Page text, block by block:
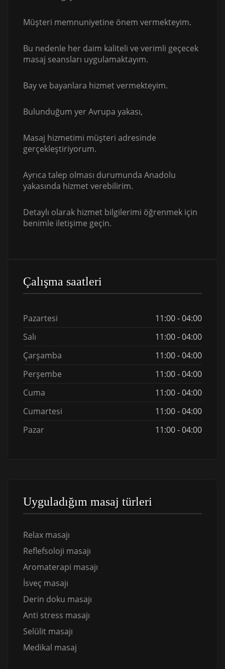
Müşteri memnuniyetine önem vermekteyim.
Bu nedenle her daim kaliteli ve verimli geçecek
masaj seansları uygulamaktayım.
Bay ve bayanlara hizmet vermekteyim.
Bulunduğum yer Avrupa yakası,
Masaj hizmetimi müşteri adresinde
gerçekleştiriyorum.
Ayrıca talep olması durumunda Anadolu
yakasında hizmet verebilirim.
Detaylı olarak hizmet bilgilerimi öğrenmek için
benimle iletişime geçin.
Çalışma saatleri
Pazartesi
11:00 - 04:00
Salı
11:00 - 04:00
Çarşamba
11:00 - 04:00
Perşembe
11:00 - 04:00
Cuma
11:00 - 04:00
Cumartesi
11:00 - 04:00
Pazar
11:00 - 04:00
Uyguladığım masaj türleri
Relax masajı
Reflefsoloji masajı
Aromaterapi masajı
İsveç masajı
Derin doku masajı
Anti stress masajı
Selülit masajı
Medikal masaj